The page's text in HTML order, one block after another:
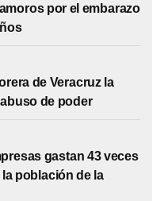
por el embarazo
de Veracruz la
de poder
gastan 43 veces
población de la